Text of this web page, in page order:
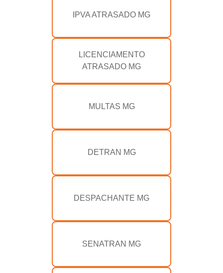
IPVA ATRASADO MG
LICENCIAMENTO
ATRASADO MG
MULTAS MG
DETRAN MG
DESPACHANTE MG
SENATRAN MG